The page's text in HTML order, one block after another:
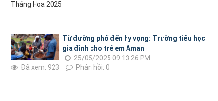
Tháng Hoa 2025
Từ đường phố đến hy vọng: Trường tiểu học
gia đình cho trẻ em Amani
25/05/2025 09:13:26 PM
Đã xem: 923
Phản hồi: 0